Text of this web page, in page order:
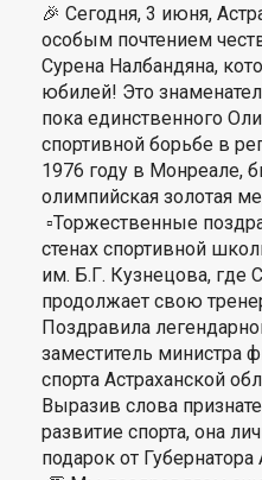
🎉 Сегодня, 3 июня,
особым почтением
Сурена Налбандяна,
юбилей! Это
пока единственного
спортивной борьбе в
1976 году в Монреале,
олимпийская золотая
▫️Торжественные
стенах спортивной
им. Б.Г. Кузнецова, где
продолжает свою
Поздравила
заместитель министра
спорта Астраханской
Выразив слова
развитие спорта, она
подарок от Губернатора